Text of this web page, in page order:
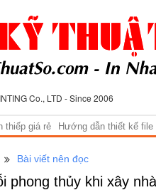
Co., LTD - Since 2006
thiếp giá rẻ Hướng dẫn thiết kế file
Bài viết nên đọc
phong thủy khi xây